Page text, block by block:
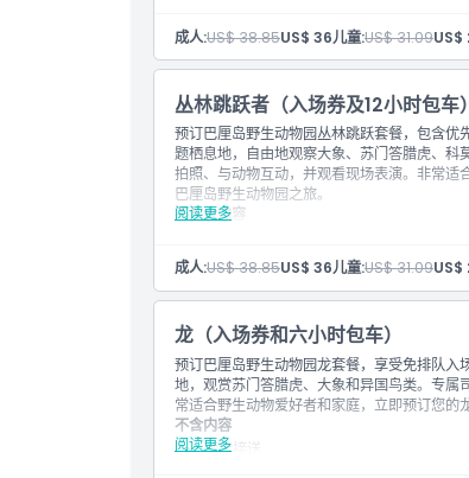
如何兑换
条款与条件
取消政策
包含项目
入场券：野生动物之旅 1次
入场券：动物、老虎及大象教育展示
此热门野生动物套餐带您冒险，邂逅各种
12小时包车服务，包括动物园游览时间
覆盖接送区域：库塔、塞米亚克、昌古
告知您的首选接送时间
1辆车限5人乘坐。
须知事项
离开场地后不允许重新入场
全、环境可持续性）规范
禁止携带外来食物及饮料进入场地
本活动支持婴儿车及轮椅通行，场外服务
场外服务区域：每车每区域IDR 250,000
提鲁维、贝都古、乌伦达努、斯勒马德）
额外时间：每小时IDR 50,000（车辆）
车辆类型：类似Avanza（每车组4人）。
成人:US$ 38.85US$ 36儿童:US$ 31.09US$
丛林跳跃者（入场券及12小时包车）
预订巴厘岛野生动物园丛林跳跃套餐，包含优
题栖息地，自由地观察大象、苏门答腊虎、
拍照、与动物互动，并观看现场表演。非常
巴厘岛野生动物园之旅。
阅读更多
不包含内容
停车费
入场券：野生动物之旅 1次
入场券：动物、虎和象的教育演示
此热门野生动物园套餐带您踏上探索野生
12小时包车服务，包括动物园参观时间
覆盖接送区域：库塔、塞米亚克、恰古
知您的首选接送时间
1辆车，最多乘坐5人。
注意事项
成人:US$ 38.85US$ 36儿童:US$ 31.09US$
龙（入场券和六小时包车）
预订巴厘岛野生动物园龙套餐，享受免排队
地，观赏苏门答腊虎、大象和异国鸟类。专
常适合野生动物爱好者和家庭，立即预订您的
阅读更多
不含内容
酒店接送